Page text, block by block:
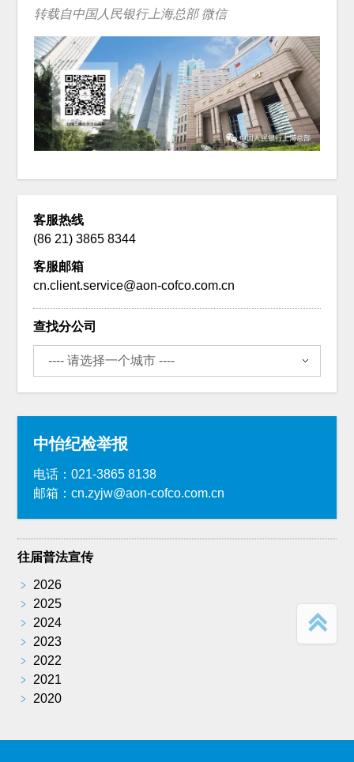
转载自中国人民银行上海总部 微信
客服热线
(86 21) 3865 8344
客服邮箱
cn.client.service@aon-cofco.com.cn
查找分公司
中怡纪检举报
电话：021-3865 8138
邮箱：cn.zyjw@aon-cofco.com.cn
往届普法宣传
﹥
2026
﹥
2025
﹥
2024
﹥
2023
﹥
2022
﹥
2021
﹥
2020